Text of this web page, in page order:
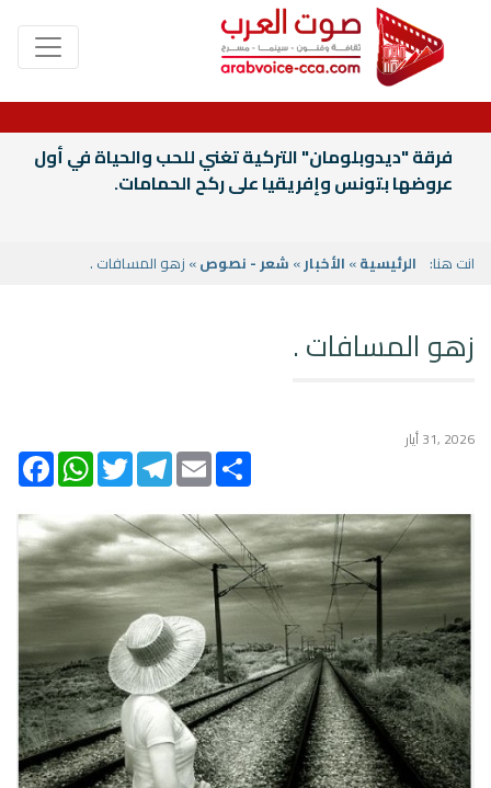
فرقة "ديدوبلومان" التركية تغني للحب والحياة في أول
عروضها بتونس وإفريقيا على ركح الحمامات.
انت هنا: الرئيسية» الأخبار» شعر - نصوص» زهو المسافات .
زهو المسافات .
2026 ,31 أيار
WhatsAppTwitterTelegramEmailShare